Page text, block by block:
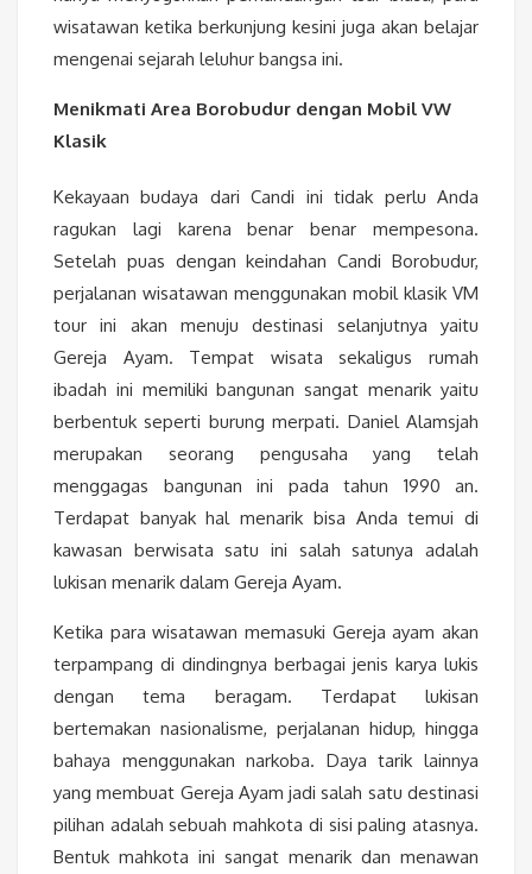
wisatawan ketika berkunjung kesini juga akan belajar
mengenai sejarah leluhur bangsa ini.
Menikmati Area Borobudur dengan Mobil VW
Klasik
Kekayaan budaya dari Candi ini tidak perlu Anda
ragukan lagi karena benar benar mempesona.
Setelah puas dengan keindahan Candi Borobudur,
perjalanan wisatawan menggunakan mobil klasik VM
tour ini akan menuju destinasi selanjutnya yaitu
Gereja Ayam. Tempat wisata sekaligus rumah
ibadah ini memiliki bangunan sangat menarik yaitu
berbentuk seperti burung merpati. Daniel Alamsjah
merupakan seorang pengusaha yang telah
menggagas bangunan ini pada tahun 1990 an.
Terdapat banyak hal menarik bisa Anda temui di
kawasan berwisata satu ini salah satunya adalah
lukisan menarik dalam Gereja Ayam.
Ketika para wisatawan memasuki Gereja ayam akan
terpampang di dindingnya berbagai jenis karya lukis
dengan tema beragam. Terdapat lukisan
bertemakan nasionalisme, perjalanan hidup, hingga
bahaya menggunakan narkoba. Daya tarik lainnya
yang membuat Gereja Ayam jadi salah satu destinasi
pilihan adalah sebuah mahkota di sisi paling atasnya.
Bentuk mahkota ini sangat menarik dan menawan